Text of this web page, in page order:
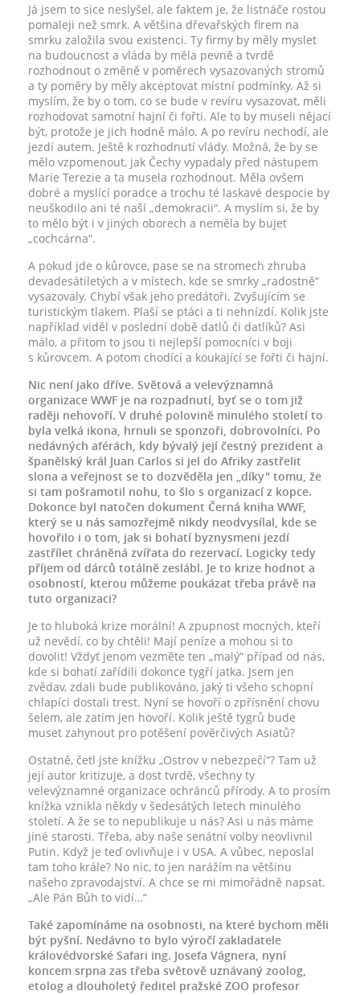
Já jsem to sice neslyšel, ale faktem je, že listnáče rostou
pomaleji než smrk. A většina dřevařských firem na
smrku založila svou existenci. Ty firmy by měly myslet
na budoucnost a vláda by měla pevně a tvrdě
rozhodnout o změně v poměrech vysazovaných stromů
a ty poměry by měly akceptovat místní podmínky. Až si
myslím, že by o tom, co se bude v revíru vysazovat, měli
rozhodovat samotní hajní či fořti. Ale to by museli nějací
být, protože je jich hodně málo. A po revíru nechodí, ale
jezdí autem. Ještě k rozhodnutí vlády. Možná, že by se
mělo vzpomenout, jak Čechy vypadaly před nástupem
Marie Terezie a ta musela rozhodnout. Měla ovšem
dobré a myslící poradce a trochu té laskavé despocie by
neuškodilo ani té naší „demokracii“. A myslím si, že by
to mělo být i v jiných oborech a neměla by bujet
„cochcárna“.
A pokud jde o kůrovce, pase se na stromech zhruba
devadesátiletých a v místech, kde se smrky „radostně“
vysazovaly. Chybí však jeho predátoři. Zvyšujícím se
turistickým tlakem. Plaší se ptáci a ti nehnízdí. Kolik jste
například viděl v poslední době datlů či datlíků? Asi
málo, a přitom to jsou ti nejlepší pomocníci v boji
s kůrovcem. A potom chodící a koukající se fořti či hajní.
Nic není jako dříve. Světová a velevýznamná
organizace WWF je na rozpadnutí, byť se o tom již
raději nehovoří. V druhé polovině minulého století to
byla velká ikona, hrnuli se sponzoři, dobrovolníci. Po
nedávných aférách, kdy bývalý její čestný prezident a
španělský král Juan Carlos si jel do Afriky zastřelit
slona a veřejnost se to dozvěděla jen „díky" tomu, že
si tam pošramotil nohu, to šlo s organizací z kopce.
Dokonce byl natočen dokument Černá kniha WWF,
který se u nás samozřejmě nikdy neodvysílal, kde se
hovořilo i o tom, jak si bohatí byznysmeni jezdí
zastřílet chráněná zvířata do rezervací. Logicky tedy
příjem od dárců totálně zeslábl. Je to krize hodnot a
osobností, kterou můžeme poukázat třeba právě na
tuto organizaci?
Je to hluboká krize morální! A zpupnost mocných, kteří
už nevědí, co by chtěli! Mají peníze a mohou si to
dovolit! Vždyť jenom vezměte ten „malý“ případ od nás,
kde si bohatí zařídili dokonce tygří jatka. Jsem jen
zvědav, zdali bude publikováno, jaký ti všeho schopní
chlapíci dostali trest. Nyní se hovoří o zpřísnění chovu
šelem, ale zatím jen hovoří. Kolik ještě tygrů bude
muset zahynout pro potěšení pověrčivých Asiatů?
Ostatně, četl jste knížku „Ostrov v nebezpečí“? Tam už
její autor kritizuje, a dost tvrdě, všechny ty
velevýznamné organizace ochránců přírody. A to prosím
knížka vznikla někdy v šedesátých letech minulého
století. A že se to nepublikuje u nás? Asi u nás máme
jiné starosti. Třeba, aby naše senátní volby neovlivnil
Putin. Když je teď ovlivňuje i v USA. A vůbec, neposlal
tam toho krále? No nic, to jen narážím na většinu
našeho zpravodajství. A chce se mi mimořádně napsat.
„Ale Pán Bůh to vidí…“
Také zapomínáme na osobnosti, na které bychom měli
být pyšní. Nedávno to bylo výročí zakladatele
královédvorské Safari ing. Josefa Vágnera, nyní
koncem srpna zas třeba světově uznávaný zoolog,
etolog a dlouholetý ředitel pražské ZOO profesor